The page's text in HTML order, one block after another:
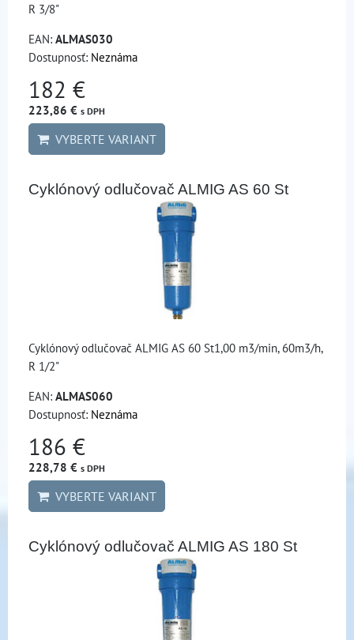
R 3/8"
EAN: ALMAS030
Dostupnosť: Neznáma
182 €
223,86 € s DPH
VYBERTE VARIANT
Cyklónový odlučovač ALMIG AS 60 St
Cyklónový odlučovač ALMIG AS 60 St1,00 m3/min, 60m3/h,
R 1/2"
EAN: ALMAS060
Dostupnosť: Neznáma
186 €
228,78 € s DPH
VYBERTE VARIANT
Cyklónový odlučovač ALMIG AS 180 St